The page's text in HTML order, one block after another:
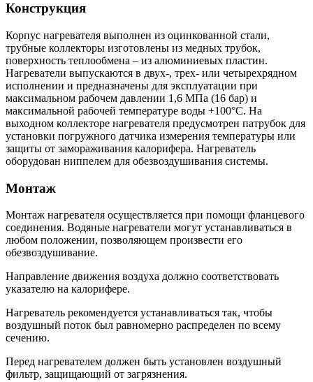
Конструкция
Корпус нагревателя выполнен из оцинкованной стали,
трубные коллекторы изготовлены из медных трубок,
поверхность теплообмена – из алюминиевых пластин.
Нагреватели выпускаются в двух-, трех- или четырехрядном
исполнении и предназначены для эксплуатации при
максимальном рабочем давлении 1,6 МПа (16 бар) и
максимальной рабочей температуре воды +100°С. На
выходном коллекторе нагревателя предусмотрен патрубок для
установки погружного датчика измерения температуры или
защиты от замораживания калорифера. Нагреватель
оборудован ниппелем для обезвоздушивания системы.
Монтаж
Монтаж нагревателя осуществляется при помощи фланцевого
соединения. Водяные нагреватели могут устанавливаться в
любом положении, позволяющем произвести его
обезвоздушивание.
Направление движения воздуха должно соответствовать
указателю на калорифере.
Нагреватель рекомендуется устанавливаться так, чтобы
воздушный поток был равномерно распределен по всему
сечению.
Перед нагревателем должен быть установлен воздушный
фильтр, защищающий от загрязнения.